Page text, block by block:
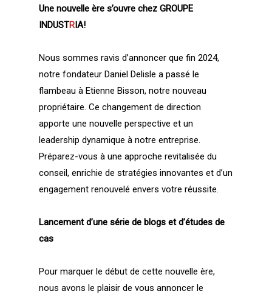
Une nouvelle ère s’ouvre chez GROUPE
INDUSTRIA!
Nous sommes ravis d’annoncer que fin 2024,
notre fondateur Daniel Delisle a passé le
flambeau à Etienne Bisson, notre nouveau
propriétaire. Ce changement de direction
apporte une nouvelle perspective et un
leadership dynamique à notre entreprise.
Préparez-vous à une approche revitalisée du
conseil, enrichie de stratégies innovantes et d’un
engagement renouvelé envers votre réussite.
Lancement d’une série de blogs et d’études de
cas
Pour marquer le début de cette nouvelle ère,
nous avons le plaisir de vous annoncer le